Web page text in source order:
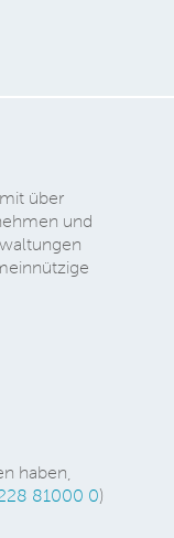
über
und
haben,
81000 0)